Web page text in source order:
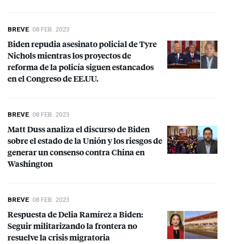
BREVE 08 FEB. 2023
Biden repudia asesinato policial de Tyre
Nichols mientras los proyectos de
reforma de la policía siguen estancados
en el Congreso de EE.UU.
BREVE 08 FEB. 2023
Matt Duss analiza el discurso de Biden
sobre el estado de la Unión y los riesgos de
generar un consenso contra China en
Washington
BREVE 08 FEB. 2023
Respuesta de Delia Ramírez a Biden:
Seguir militarizando la frontera no
resuelve la crisis migratoria